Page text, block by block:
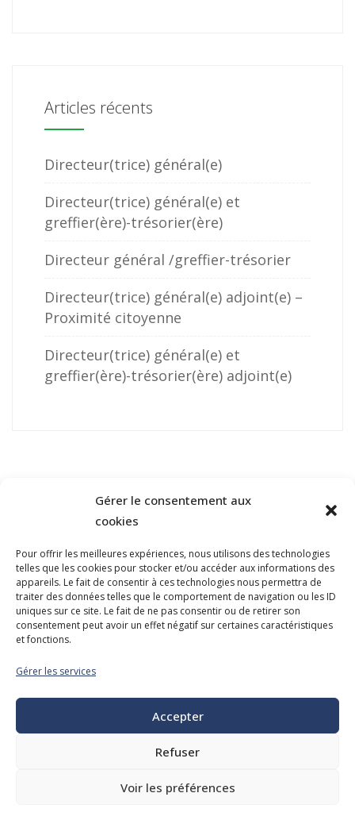
Gérer le consentement aux
cookies
Pour offrir les meilleures expériences, nous utilisons des technologies
telles que les cookies pour stocker et/ou accéder aux informations des
appareils. Le fait de consentir à ces technologies nous permettra de
traiter des données telles que le comportement de navigation ou les ID
uniques sur ce site. Le fait de ne pas consentir ou de retirer son
consentement peut avoir un effet négatif sur certaines caractéristiques
et fonctions.
Gérer les services
Accepter
Refuser
Voir les préférences
Articles récents
Directeur(trice) général(e)
Directeur(trice) général(e) et
greffier(ère)-trésorier(ère)
Directeur général /greffier-trésorier
Directeur(trice) général(e) adjoint(e) –
Proximité citoyenne
Directeur(trice) général(e) et
greffier(ère)-trésorier(ère) adjoint(e)
NOUS JOINDRE
400, boulevard Jean-Lesage
Hall Est, bureau 535